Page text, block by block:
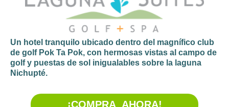
Un hotel tranquilo ubicado dentro del magnífico club
de golf Pok Ta Pok, con hermosas vistas al campo de
golf y puestas de sol inigualables sobre la laguna
Nichupté.
¡COMPRA AHORA!